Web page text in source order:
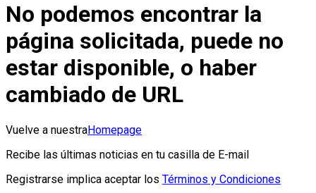
No podemos encontrar la
página solicitada, puede no
estar disponible, o haber
cambiado de URL
Vuelve a nuestraHomepage
Recibe las últimas noticias en tu casilla de E-mail
Registrarse implica aceptar los Términos y Condiciones